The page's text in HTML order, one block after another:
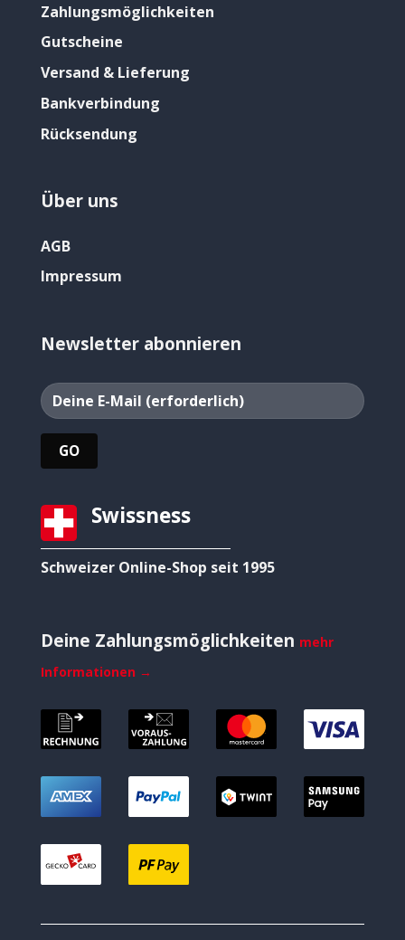
Zahlungsmöglichkeiten
Gutscheine
Versand & Lieferung
Bankverbindung
Rücksendung
Über uns
AGB
Impressum
Newsletter abonnieren
Swissness
Schweizer Online-Shop seit 1995
Deine Zahlungsmöglichkeiten mehr
Informationen →